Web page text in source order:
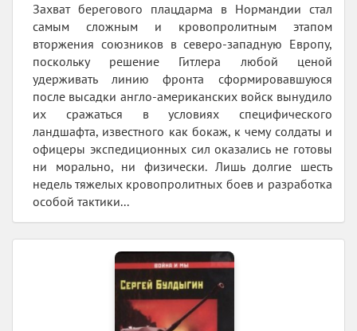
Захват берегового плацдарма в Нормандии стал
самым сложным и кровопролитным этапом
вторжения союзников в северо-западную Европу,
поскольку решение Гитлера любой ценой
удерживать линию фронта сформировавшуюся
после высадки англо-американских войск вынудило
их сражаться в условиях специфического
ландшафта, известного как бокаж, к чему солдаты и
офицеры экспедиционных сил оказались не готовы
ни морально, ни физически. Лишь долгие шесть
недель тяжелых кровопролитных боев и разработка
особой тактики...